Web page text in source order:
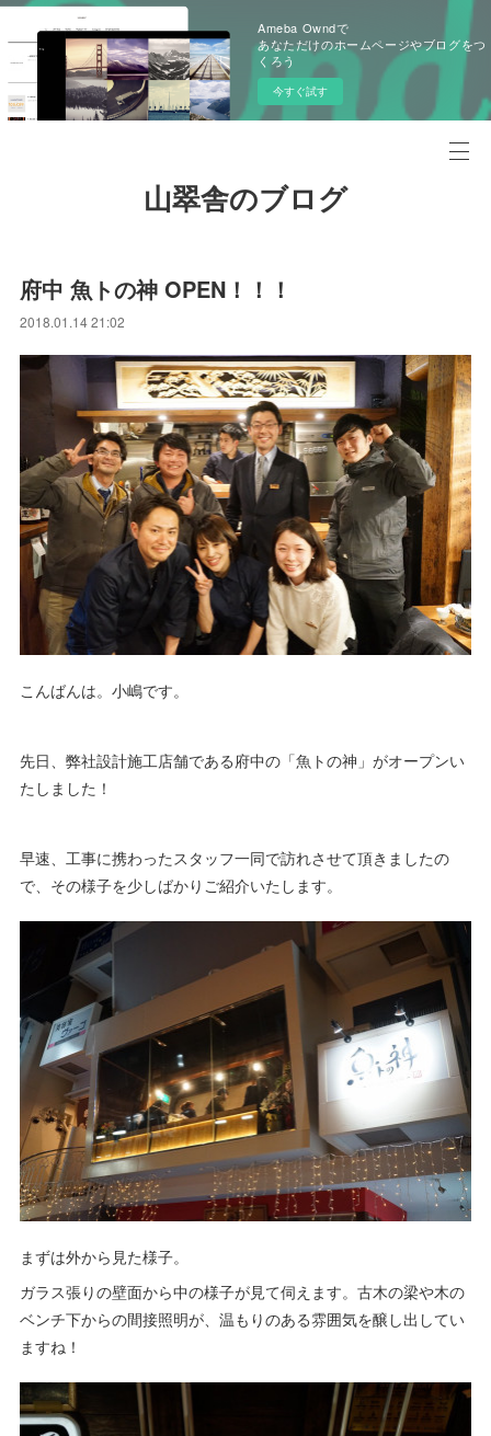
Ameba Owndで
あなただけのホームページやブログをつ
くろう
今すぐ試す
山翠舎のブログ
府中 魚トの神 OPEN！！！
2018.01.14 21:02
こんばんは。小嶋です。
先日、弊社設計施工店舗である府中の「魚トの神」がオープンい
たしました！
早速、工事に携わったスタッフ一同で訪れさせて頂きましたの
で、その様子を少しばかりご紹介いたします。
まずは外から見た様子。
ガラス張りの壁面から中の様子が見て伺えます。古木の梁や木の
ベンチ下からの間接照明が、温もりのある雰囲気を醸し出してい
ますね！